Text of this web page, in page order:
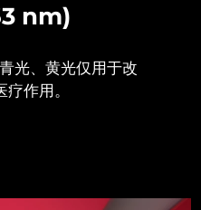
nm)
光、黄光仅用于改
作用。
预计送达日期
预计送达日期8/8/26
预计送达日期